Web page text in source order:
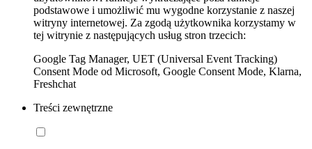
podstawowe i umożliwić mu wygodne korzystanie z naszej
witryny internetowej. Za zgodą użytkownika korzystamy w
tej witrynie z następujących usług stron trzecich:
Google Tag Manager, UET (Universal Event Tracking)
Consent Mode od Microsoft, Google Consent Mode, Klarna,
Freshchat
Treści zewnętrzne